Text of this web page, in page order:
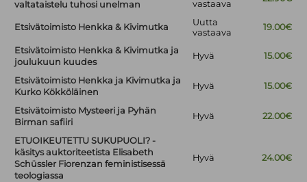
valtataistelu tuhosi unelman
vastaava
Etsivätoimisto Henkka & Kivimutka
Uutta
vastaava
19.00€
Etsivätoimisto Henkka & Kivimutka ja
joulukuun kuudes
Hyvä 15.00€
Etsivätoimisto Henkka ja Kivimutka ja
Kurko Kökköläinen
Hyvä 15.00€
Etsivätoimisto Mysteeri ja Pyhän
Birman safiiri
Hyvä 22.00€
ETUOIKEUTETTU SUKUPUOLI? -
käsitys auktoriteetista Elisabeth
Schüssler Fiorenzan feministisessä
teologiassa
Hyvä 24.00€